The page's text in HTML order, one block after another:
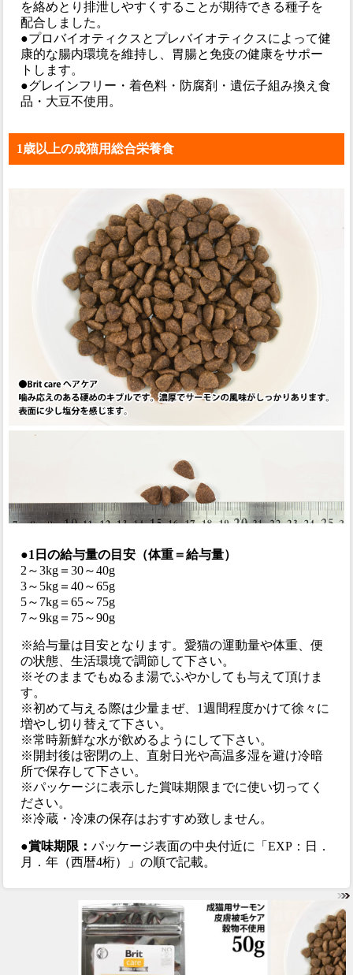
を絡めとり排泄しやすくすることが期待できる種子を
配合しました。
●プロバイオティクスとプレバイオティクスによって健
康的な腸内環境を維持し、胃腸と免疫の健康をサポー
トします。
●グレインフリー・着色料・防腐剤・遺伝子組み換え食
品・大豆不使用。
1歳以上の成猫用総合栄養食
●1日の給与量の目安（体重＝給与量）
2～3kg＝30～40g
3～5kg＝40～65g
5～7kg＝65～75g
7～9kg＝75～90g
※給与量は目安となります。愛猫の運動量や体重、便
の状態、生活環境で調節して下さい。
※そのままでもぬるま湯でふやかしても与えて頂けま
す。
※初めて与える際は少量まぜ、1週間程度かけて徐々に
増やし切り替えて下さい。
※常時新鮮な水が飲めるようにして下さい。
※開封後は密閉の上、直射日光や高温多湿を避け冷暗
所で保存して下さい。
※パッケージに表示した賞味期限までに使い切ってく
ださい。
※冷蔵・冷凍の保存はおすすめ致しません。
●賞味期限：パッケージ表面の中央付近に「EXP：日．
月．年（西暦4桁）」の順で記載。